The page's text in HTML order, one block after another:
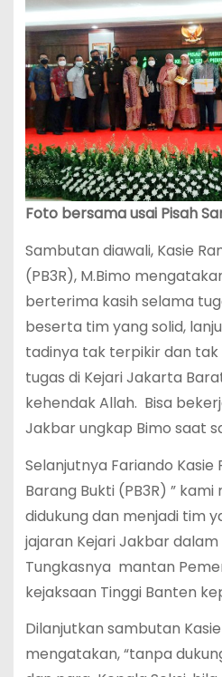
Foto bersama usai Pisah
Sambutan diawali, Kasie
(PB3R), M.Bimo
berterima kasih selama
beserta tim yang solid,
tadinya tak terpikir dan
tugas di Kejari Jakarta
kehendak Allah. Bisa
Jakbar ungkap Bimo saat
Selanjutnya Fariando Kasie
Barang Bukti (PB3R) ”
didukung dan menjadi tim
jajaran Kejari Jakbar
Tungkasnya mantan
kejaksaan Tinggi Banten
Dilanjutkan sambutan
mengatakan, “tanpa